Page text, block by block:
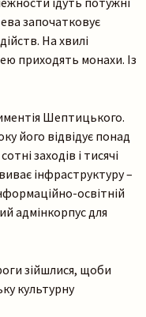
започатковує
На хвилі
приходять монахи. Із
Шептицького.
його відвідує понад
заходів і тисячі
інфраструктуру –
освітній
адмінкорпус для
зійшлися, щоби
культурну